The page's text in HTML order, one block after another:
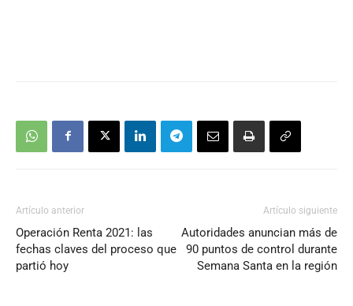
Artículo anterior
Operación Renta 2021: las
fechas claves del proceso que
partió hoy
Artículo siguiente
Autoridades anuncian más de
90 puntos de control durante
Semana Santa en la región